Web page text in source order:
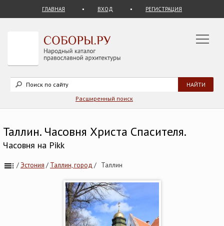
ГЛАВНАЯ ВХОД РЕГИСТРАЦИЯ
Расширенный поиск
Таллин. Часовня Христа Спасителя.
Часовня на Pikk
/Эстония / Таллин, город / Таллин